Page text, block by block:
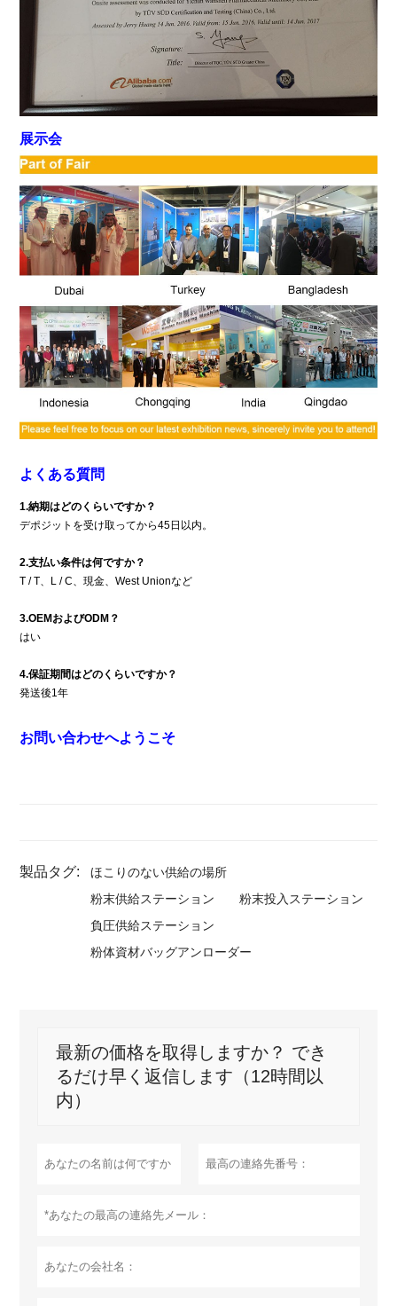
展示会
よくある質問
1.納期はどのくらいですか？
デポジットを受け取ってから45日以内。
2.支払い条件は何ですか？
T / T、L / C、現金、West Unionなど
3.OEMおよびODM？
はい
4.保証期間はどのくらいですか？
発送後1年
お問い合わせへようこそ
製品タグ:
ほこりのない供給の場所
粉末供給ステーション
粉末投入ステーション
負圧供給ステーション
粉体資材バッグアンローダー
最新の価格を取得しますか？ でき
るだけ早く返信します（12時間以
内）